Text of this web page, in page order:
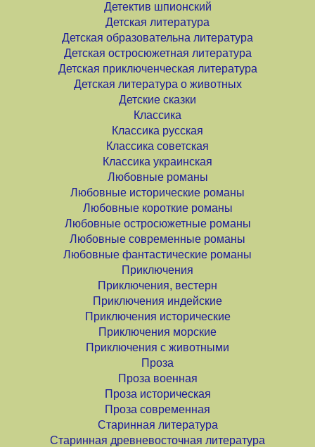
Детектив шпионский
Детская литература
Детская образовательна литература
Детская остросюжетная литература
Детская приключенческая литература
Детская литература о животных
Детские сказки
Классика
Классика русская
Классика советская
Классика украинская
Любовные романы
Любовные исторические романы
Любовные короткие романы
Любовные остросюжетные романы
Любовные современные романы
Любовные фантастические романы
Приключения
Приключения, вестерн
Приключения индейские
Приключения исторические
Приключения морские
Приключения с животными
Проза
Проза военная
Проза историческая
Проза современная
Старинная литература
Старинная древневосточная литература